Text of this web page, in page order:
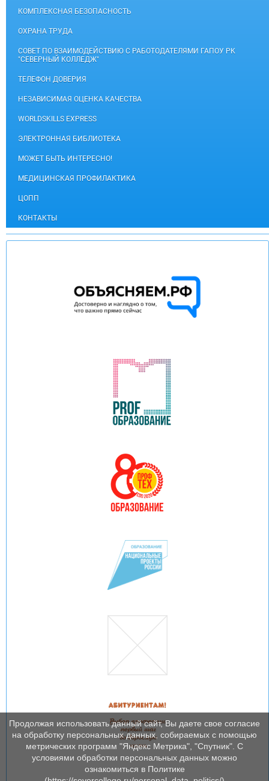
КОМПЛЕКСНАЯ БЕЗОПАСНОСТЬ
ОХРАНА ТРУДА
СОВЕТ ПО ВЗАИМОДЕЙСТВИЮ С РАБОТОДАТЕЛЯМИ ГАПОУ РК
"СЕВЕРНЫЙ КОЛЛЕДЖ"
ТЕЛЕФОН ДОВЕРИЯ
НЕЗАВИСИМАЯ ОЦЕНКА КАЧЕСТВА
WORLDSKILLS EXPRESS
ЭЛЕКТРОННАЯ БИБЛИОТЕКА
МОЖЕТ БЫТЬ ИНТЕРЕСНО!
МЕДИЦИНСКАЯ ПРОФИЛАКТИКА
ЦОПП
КОНТАКТЫ
Продолжая использовать данный сайт, Вы даете свое согласие
на обработку персональных данных, собираемых с помощью
метрических программ "Яндекс Метрика", "Спутник". С
условиями обработки персональных данных можно
ознакомиться в Политике